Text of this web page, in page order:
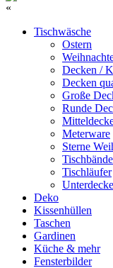
«
Tischwäsche
Ostern
Decken /
Decken
Große
Runde
Meterware
Sterne
Tischläufer
Deko
Kissenhüllen
Taschen
Gardinen
Küche & mehr
Fensterbilder